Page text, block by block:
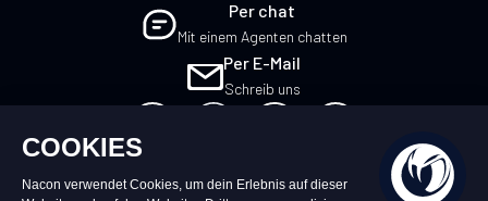
Per chat
Mit einem Agenten chatten
Per E-Mail
Schreib uns